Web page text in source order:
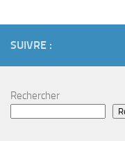
SUIVRE :
Rechercher